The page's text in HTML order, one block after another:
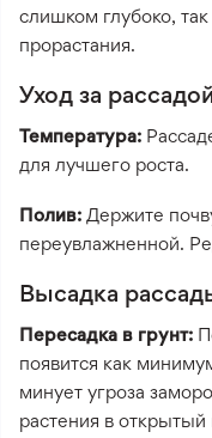
слишком глубоко,
прорастания.
Уход за
Температура:
для лучшего роста.
Полив: Держите
переувлажненной.
Высадка
Пересадка в грунт:
появится как
минует угроза
растения в открытый